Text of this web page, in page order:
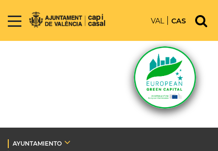
VAL CAS
AYUNTAMIENTO